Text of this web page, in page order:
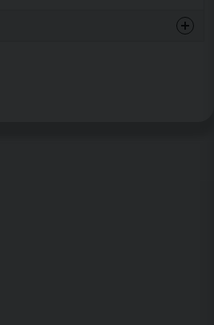
164
vill köpa Kids Dragon Baller t-
i vardagen.